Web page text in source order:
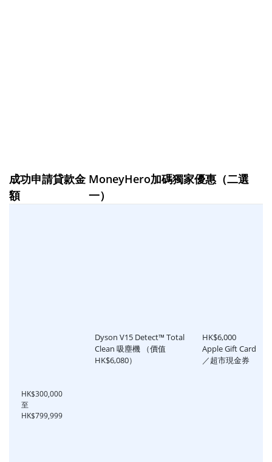
成功申請貸款金
額
MoneyHero加碼獨家優惠（二選
一）
HK$300,000
至
HK$799,999
Dyson V15 Detect™ Total
Clean 吸塵機 （價值
HK$6,080）
HK$6,000
Apple Gift Card
／超市現金券